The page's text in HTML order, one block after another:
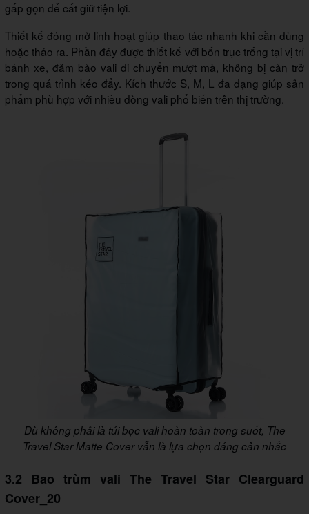
gấp gọn để cất giữ tiện lợi.
Thiết kế đóng mở linh hoạt giúp thao tác nhanh khi cần dùng
hoặc tháo ra. Phần đáy được thiết kế với bốn trục trống tại vị trí
bánh xe, đảm bảo vali di chuyển mượt mà, không bị cản trở
trong quá trình kéo đẩy. Kích thước S, M, L đa dạng giúp sản
phẩm phù hợp với nhiều dòng vali phổ biến trên thị trường.
Dù không phải là túi bọc vali hoàn toàn trong suốt, The
Travel Star Matte Cover vẫn là lựa chọn đáng cân nhắc
3.2 Bao trùm vali The Travel Star Clearguard
Cover_20